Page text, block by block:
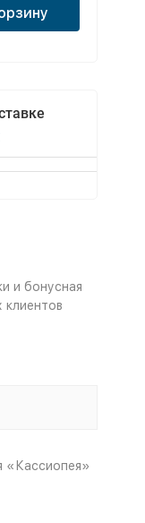
и бонусная
«Кассиопея»